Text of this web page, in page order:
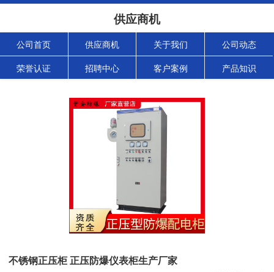
供应商机
公司首页 供应商机 关于我们 公司动态
荣誉认证 招聘中心 客户案例 产品知识
不锈钢正压柜 正压防爆仪表柜生产厂家